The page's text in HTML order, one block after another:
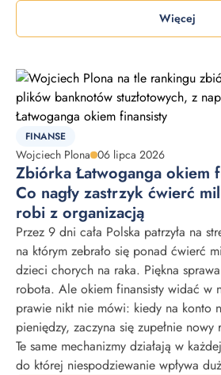
Więcej
FINANSE
Wojciech Plona 06 lipca 2026
Zbiórka Łatwoganga okiem
Co nagły zastrzyk ćwierć
robi z organizacją
Przez 9 dni cała Polska patrzyła na
na którym zebrało się ponad ćwierć
dzieci chorych na raka. Piękna
robota. Ale okiem finansisty widać w
prawie nikt nie mówi: kiedy na konto
pieniędzy, zaczyna się zupełnie
Te same mechanizmy działają w
do której niespodziewanie wpływa